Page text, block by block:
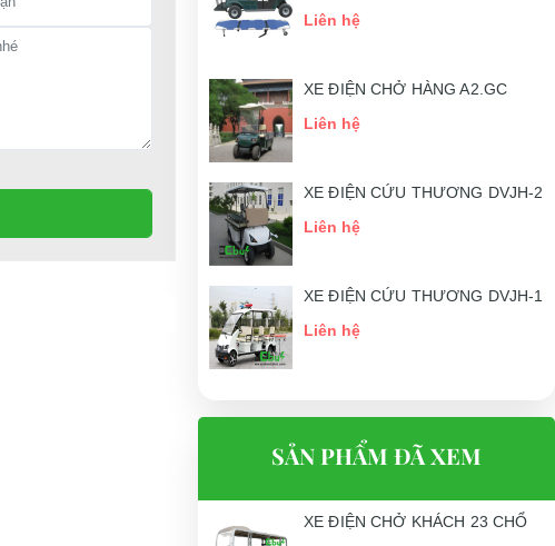
Liên hệ
XE ĐIỆN CHỞ HÀNG A2.GC
Liên hệ
XE ĐIỆN CỨU THƯƠNG DVJH-2
Liên hệ
XE ĐIỆN CỨU THƯƠNG DVJH-1
Liên hệ
SẢN PHẨM ĐÃ XEM
XE ĐIỆN CHỞ KHÁCH 23 CHỔ